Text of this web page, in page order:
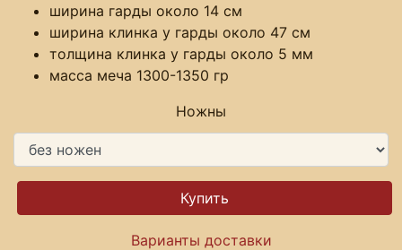
ширина гарды около 14 см
ширина клинка у гарды около 47 см
толщина клинка у гарды около 5 мм
масса меча 1300-1350 гр
Ножны
Варианты доставки